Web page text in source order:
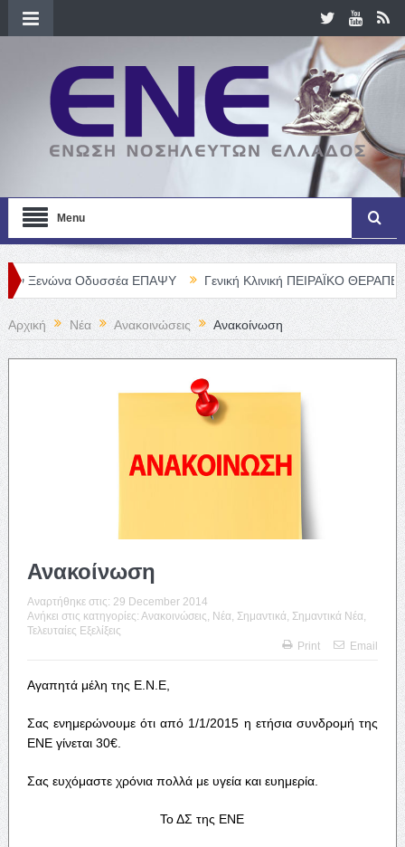
Menu
Οδυσσέα ΕΠΑΨΥ Γενική Κλινική ΠΕΙΡΑΪΚΟ ΘΕΡΑΠΕΥΤΗΡΙΟ
Αρχική Νέα Ανακοινώσεις Ανακοίνωση
Ανακοίνωση
Αναρτήθηκε στις: 29 December 2014
Ανήκει στις κατηγορίες: Ανακοινώσεις Νέα Σημαντικά Σημαντικά Νέα
Τελευταίες Εξελίξεις
Print
Email
Αγαπητά μέλη της Ε.Ν.Ε,
Σας ενημερώνουμε ότι από 1/1/2015 η ετήσια συνδρομή της
ΕΝΕ γίνεται 30€.
Σας ευχόμαστε χρόνια πολλά με υγεία και ευημερία.
Το ΔΣ της ΕΝΕ